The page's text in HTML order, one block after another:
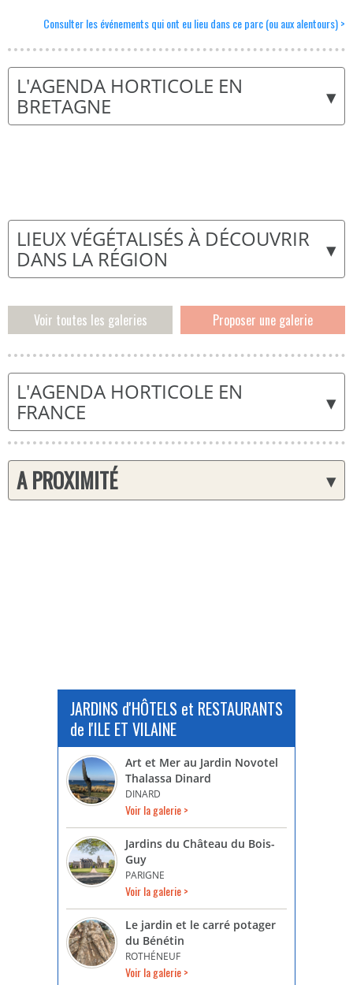
Consulter les événements qui ont eu lieu dans ce parc (ou aux alentours) >
▾
L'AGENDA HORTICOLE EN
BRETAGNE
▾
LIEUX VÉGÉTALISÉS À DÉCOUVRIR
DANS LA RÉGION
Voir toutes les galeries Proposer une galerie
▾
L'AGENDA HORTICOLE EN
FRANCE
▾
A PROXIMITÉ
JARDINS d'HÔTELS et RESTAURANTS
de l'ILE ET VILAINE
Art et Mer au Jardin Novotel
Thalassa Dinard
DINARD
Voir la galerie >
Jardins du Château du Bois-
Guy
PARIGNE
Voir la galerie >
Le jardin et le carré potager
du Bénétin
ROTHÉNEUF
Voir la galerie >